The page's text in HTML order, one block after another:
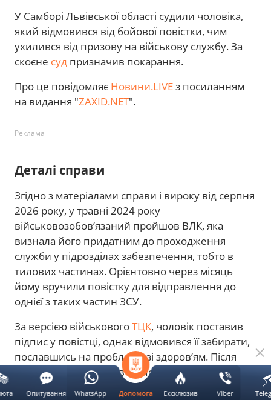
У Самборі Львівської області судили чоловіка,
який відмовився від бойової повістки, чим
ухилився від призову на військову службу. За
скоєне суд призначив покарання.
Про це повідомляє Новини.LIVEз посиланням
на видання "ZAXID.NET".
Реклама
Деталі справи
Згідно з матеріалами справи і вироку від серпня
2026 року, у травні 2024 року
військовозобов’язаний пройшов ВЛК, яка
визнала його придатним до проходження
служби у підрозділах забезпечення, тобто в
тилових частинах. Орієнтовно через місяць
йому вручили повістку для відправлення до
однієї з таких частин ЗСУ.
За версією військовогоТЦК, чоловік поставив
підпис у повістці, однак відмовився її забирати,
пославшись на проблеми зі здоров’ям. Після
цього юрист оформив відповідний акт, а
військовозобов’язаного письмово попередили
Допомога Ексклюзив Viber
Опитування WhatsApp